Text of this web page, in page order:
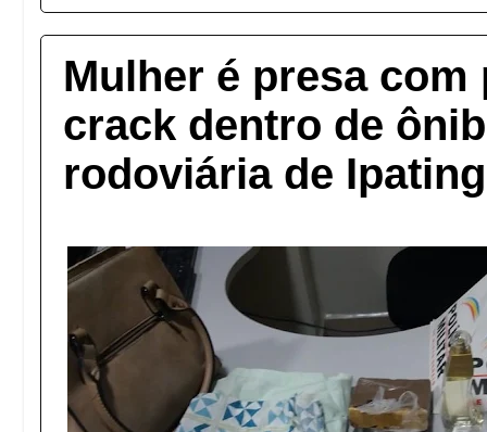
Mulher é presa com
crack dentro de
rodoviária de